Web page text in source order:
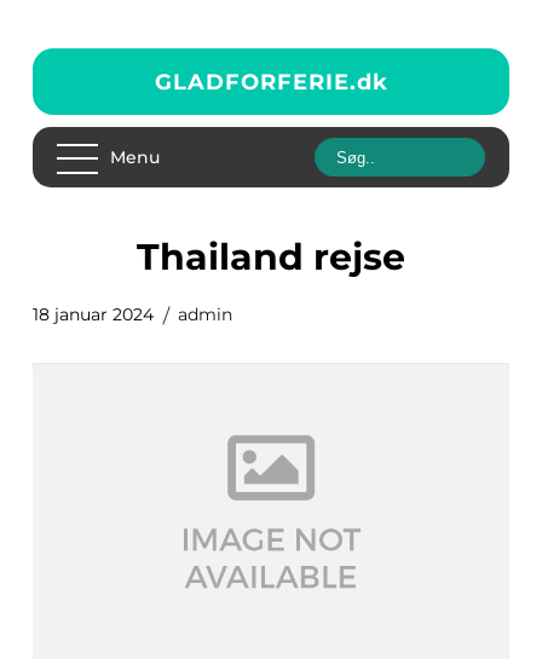
GLADFORFERIE.dk
Menu
thailand rejse
18 januar 2024 admin